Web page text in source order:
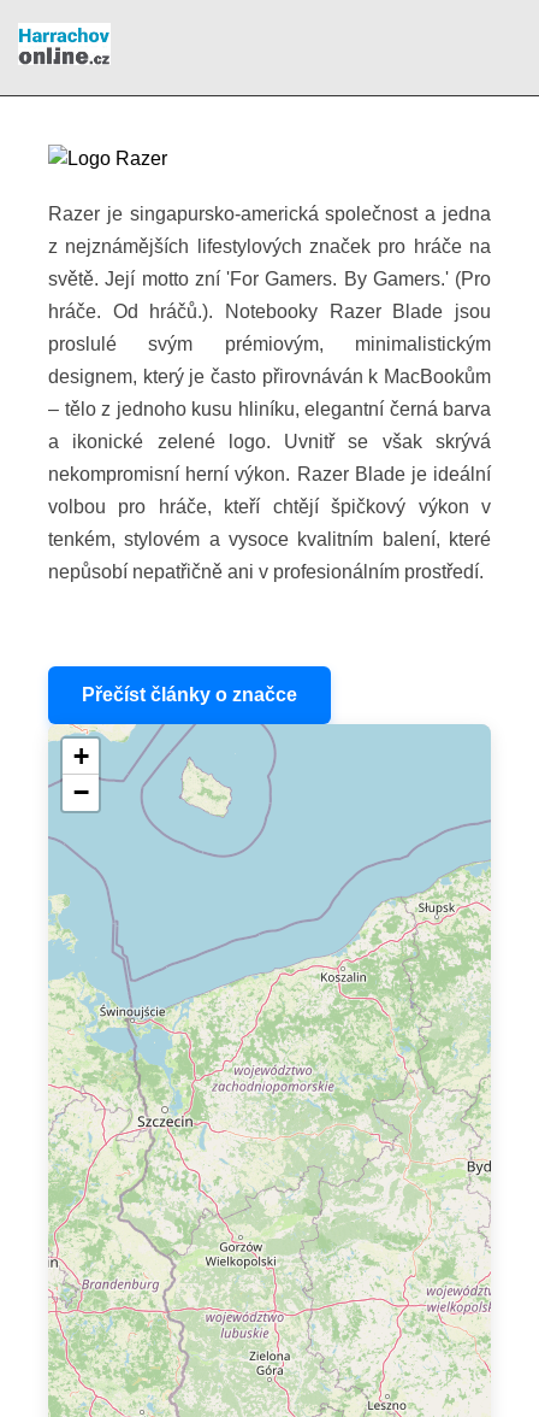
Razer je singapursko-americká společnost a jedna
z nejznámějších lifestylových značek pro hráče na
světě. Její motto zní 'For Gamers. By Gamers.' (Pro
hráče. Od hráčů.). Notebooky Razer Blade jsou
proslulé svým prémiovým, minimalistickým
designem, který je často přirovnáván k MacBookům
– tělo z jednoho kusu hliníku, elegantní černá barva
a ikonické zelené logo. Uvnitř se však skrývá
nekompromisní herní výkon. Razer Blade je ideální
volbou pro hráče, kteří chtějí špičkový výkon v
tenkém, stylovém a vysoce kvalitním balení, které
nepůsobí nepatřičně ani v profesionálním prostředí.
Přečíst články o značce
+
−